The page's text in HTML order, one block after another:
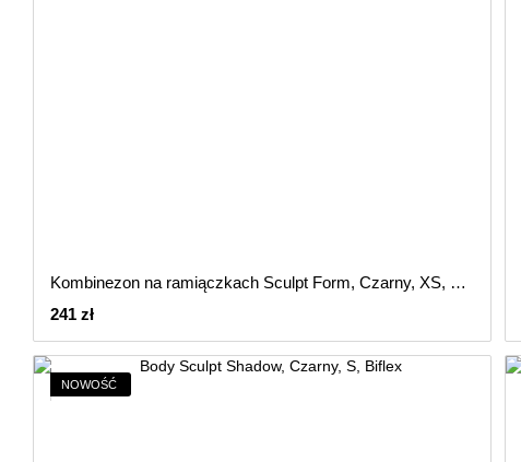
Kombinezon na ramiączkach Sculpt Form, Czarny, XS, Biflex
241 zł
NOWOŚĆ